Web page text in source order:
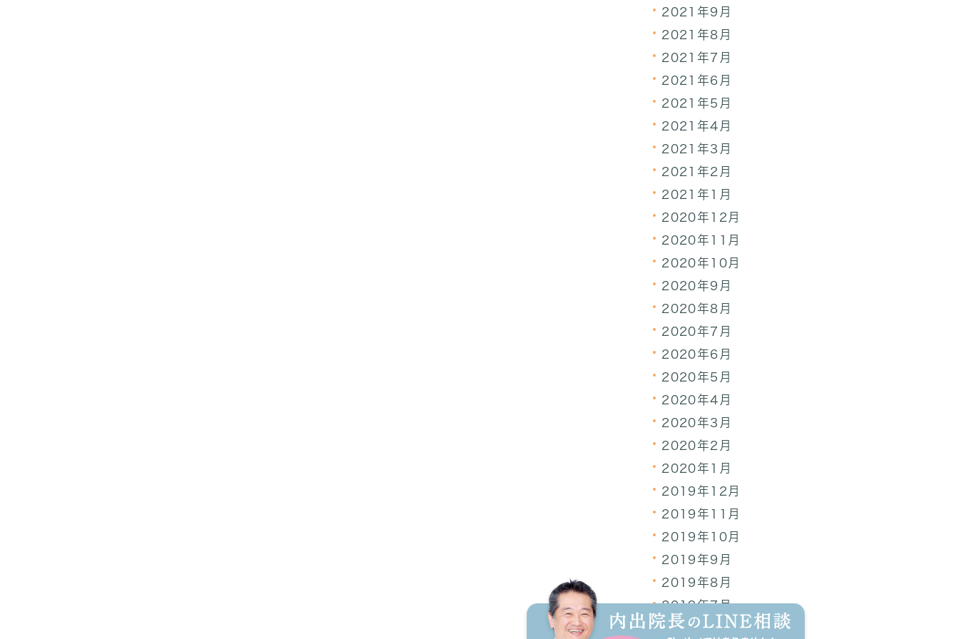
2021年9月
2021年8月
2021年7月
2021年6月
2021年5月
2021年4月
2021年3月
2021年2月
2021年1月
2020年12月
2020年11月
2020年10月
2020年9月
2020年8月
2020年7月
2020年6月
2020年5月
2020年4月
2020年3月
2020年2月
2020年1月
2019年12月
2019年11月
2019年10月
2019年9月
2019年8月
2019年7月
2019年6月